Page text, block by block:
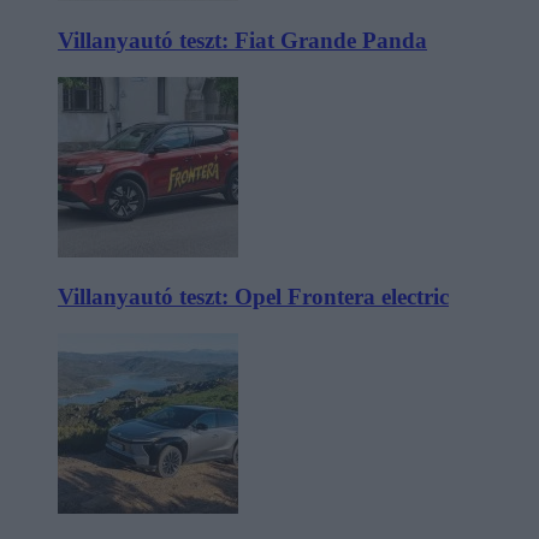
Villanyautó teszt: Fiat Grande Panda
Villanyautó teszt: Opel Frontera electric